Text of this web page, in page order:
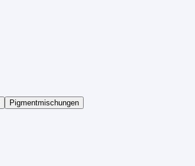
Pigmentmischungen